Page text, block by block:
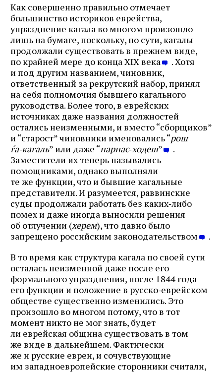
Как совершенно правильно отмечает
большинство историков еврейства,
упразднение кагала во многом произошло
лишь на бумаге, поскольку, по сути, кагалы
продолжали существовать в прежнем виде,
по крайней мере до конца XIX века
. Хотя
и под другим названием, чиновник,
ответственный за рекрутский набор, принял
на себя полномочия бывшего кагального
руководства. Более того, в еврейских
источниках даже названия должностей
остались неизменными, и вместо “сборщиков”
и “старост” чиновники именовались “рош
ѓа‑кагаль” или даже “парнас‑ходеш”
.
Заместители их теперь назывались
помощниками, однако выполняли
те же функции, что и бывшие кагальные
представители. И разумеется, раввинские
суды продолжали работать без каких‑либо
помех и даже иногда выносили решения
об отлучении (херем), что давно было
запрещено российским законодательством
.
В то время как структура кагала по своей сути
осталась неизменной даже после его
формального упразднения, после 1844 года
его функции и положение в русско‑еврейском
обществе существенно изменились. Это
произошло во многом потому, что в тот
момент никто не мог знать, будет
ли еврейская община существовать в том
же виде в дальнейшем. Фактически
же и русские евреи, и сочувствующие
им западноевропейские сторонники считали,